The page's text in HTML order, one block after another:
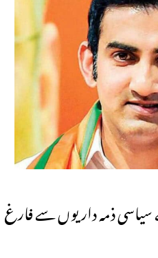
سیاسی ذمہ داریوں سے فارغ